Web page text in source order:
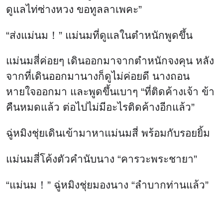
ดูแลไท่ซ่างหวง ขอทูลลาเพคะ”
“ส่งแม่นม！” แม่นมที่ดูแลในตำหนักพูดขึ้น
แม่นมสี่ค่อยๆ เดินออกมาจากตำหนักจงคุน หลัง
จากที่เดินออกมานางก็ดูไม่ค่อยดี นางถอน
หายใจออกมา และพูดขึ้นเบาๆ “ที่ติดค้างเจ้า ข้า
คืนหมดแล้ว ต่อไปไม่มีอะไรติดค้างอีกแล้ว”
ฉู่หมิงชุ่ยเดินเข้ามาหาแม่นมสี่ พร้อมกับรอยยิ้ม
แม่นมสี่โค้งตัวคำนับนาง “คารวะพระชายา”
“แม่นม！” ฉู่หมิงชุ่ยมองนาง “ลำบากท่านแล้ว”